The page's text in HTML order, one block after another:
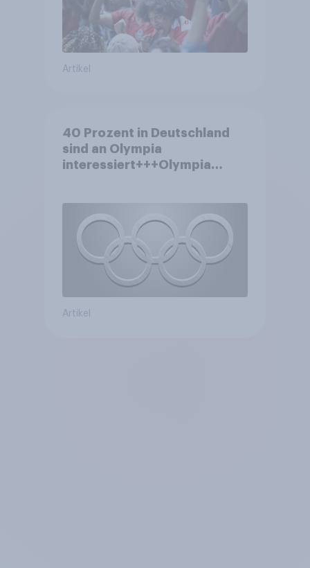
Artikel
40 Prozent in Deutschland
sind an Olympia
interessiert+++Olympia
Ausrüstung+++Umsatz
rückläufig
Artikel